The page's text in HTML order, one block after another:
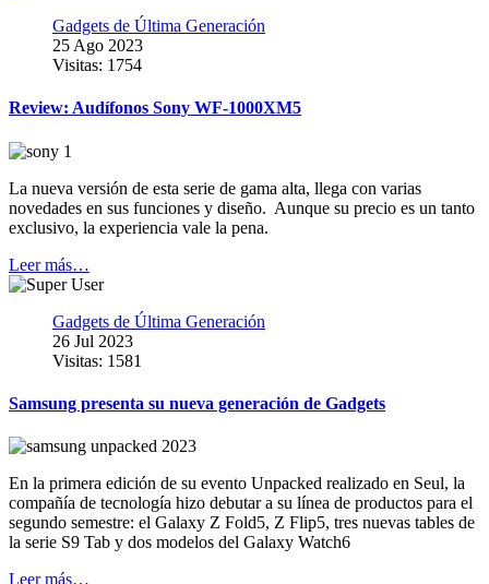
Gadgets de Última Generación
25 Ago 2023
Visitas: 1754
Review: Audífonos Sony WF-1000XM5
La nueva versión de esta serie de gama alta, llega con varias
novedades en sus funciones y diseño. Aunque su precio es un tanto
exclusivo, la experiencia vale la pena.
Leer más…
Gadgets de Última Generación
26 Jul 2023
Visitas: 1581
Samsung presenta su nueva generación de Gadgets
En la primera edición de su evento Unpacked realizado en Seul, la
compañía de tecnología hizo debutar a su línea de productos para el
segundo semestre: el Galaxy Z Fold5, Z Flip5, tres nuevas tables de
la serie S9 Tab y dos modelos del Galaxy Watch6
Leer más…